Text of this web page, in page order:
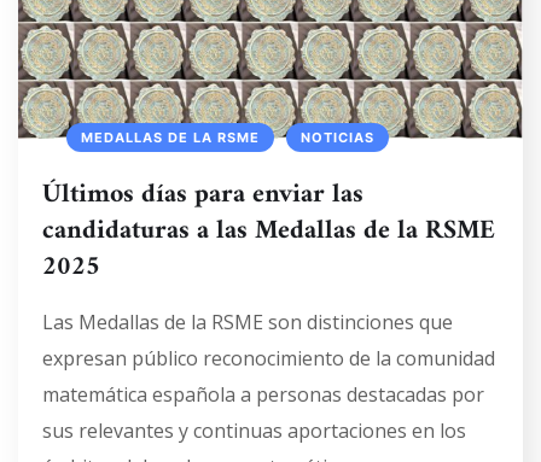
MEDALLAS DE LA RSME NOTICIAS
Últimos días para enviar las
candidaturas a las Medallas de la RSME
2025
Las Medallas de la RSME son distinciones que
expresan público reconocimiento de la comunidad
matemática española a personas destacadas por
sus relevantes y continuas aportaciones en los